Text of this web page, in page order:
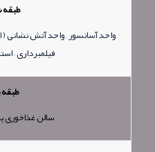
واحد آسانسور – واحد آتش نشانی (
فیلمبرداری –
سالن غذاخوری